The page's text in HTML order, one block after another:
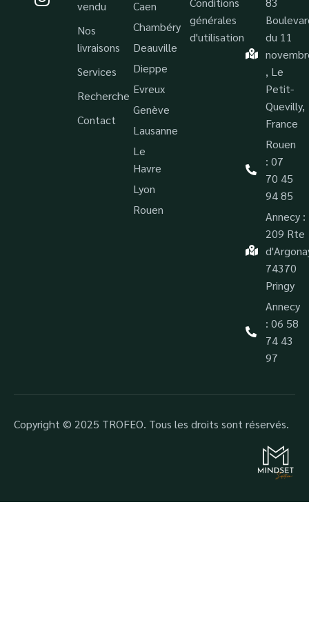
vendu
Nos
livraisons
Services
Recherche
Contact
Caen
Chambéry
Deauville
Dieppe
Evreux
Genève
Lausanne
Le
Havre
Lyon
Rouen
générales
d'utilisation
du 11
, Le
Petit-
Quevilly,
France
Rouen
: 07
70 45
94 85
Annecy :
209 Rte
74370
Pringy
Annecy
: 06 58
74 43
97
Copyright © 2025 TROFEO. Tous les droits sont réservés.